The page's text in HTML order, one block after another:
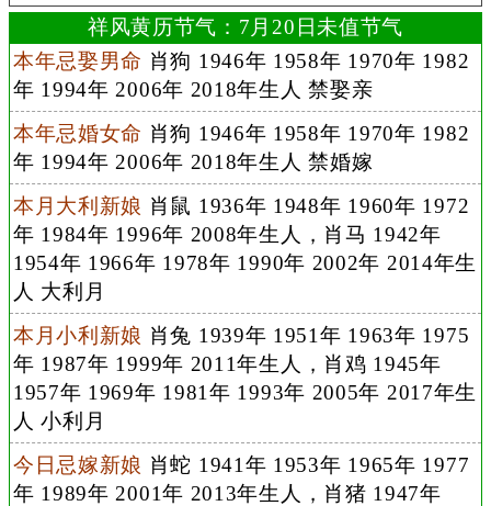
祥风黄历节气：7月20日未值节气
本年忌娶男命 肖狗 1946年 1958年 1970年 1982
年 1994年 2006年 2018年生人 禁娶亲
本年忌婚女命 肖狗 1946年 1958年 1970年 1982
年 1994年 2006年 2018年生人 禁婚嫁
本月大利新娘 肖鼠 1936年 1948年 1960年 1972
年 1984年 1996年 2008年生人，肖马 1942年
1954年 1966年 1978年 1990年 2002年 2014年生
人 大利月
本月小利新娘 肖兔 1939年 1951年 1963年 1975
年 1987年 1999年 2011年生人，肖鸡 1945年
1957年 1969年 1981年 1993年 2005年 2017年生
人 小利月
今日忌嫁新娘 肖蛇 1941年 1953年 1965年 1977
年 1989年 2001年 2013年生人，肖猪 1947年